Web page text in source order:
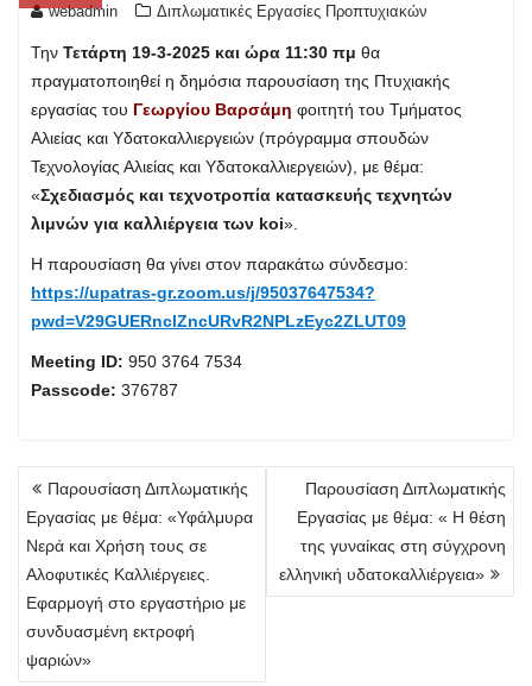
webadmin Διπλωματικές Εργασίες Προπτυχιακών
Την Τετάρτη 19-3-2025 και ώρα 11:30 πμ θα
πραγματοποιηθεί η δημόσια παρουσίαση της Πτυχιακής
εργασίας του Γεωργίου Βαρσάμη φοιτητή του Τμήματος
Αλιείας και Υδατοκαλλιεργειών (πρόγραμμα σπουδών
Τεχνολογίας Αλιείας και Υδατοκαλλιεργειών), με θέμα:
«Σχεδιασμός και τεχνοτροπία κατασκευής τεχνητών
λιμνών για καλλιέργεια των koi».
Η παρουσίαση θα γίνει στον παρακάτω σύνδεσμο:
https://upatras-gr.zoom.us/j/95037647534?
pwd=V29GUERnclZncURvR2NPLzEyc2ZLUT09
Meeting ID: 950 3764 7534
Passcode: 376787
Πλοήγηση
άρθρων
Παρουσίαση Διπλωματικής
Εργασίας με θέμα: «Υφάλμυρα
Νερά και Χρήση τους σε
Αλοφυτικές Καλλιέργειες.
Εφαρμογή στο εργαστήριο με
συνδυασμένη εκτροφή
ψαριών»
Παρουσίαση Διπλωματικής
Εργασίας με θέμα: « Η θέση
της γυναίκας στη σύγχρονη
ελληνική υδατοκαλλιέργεια»